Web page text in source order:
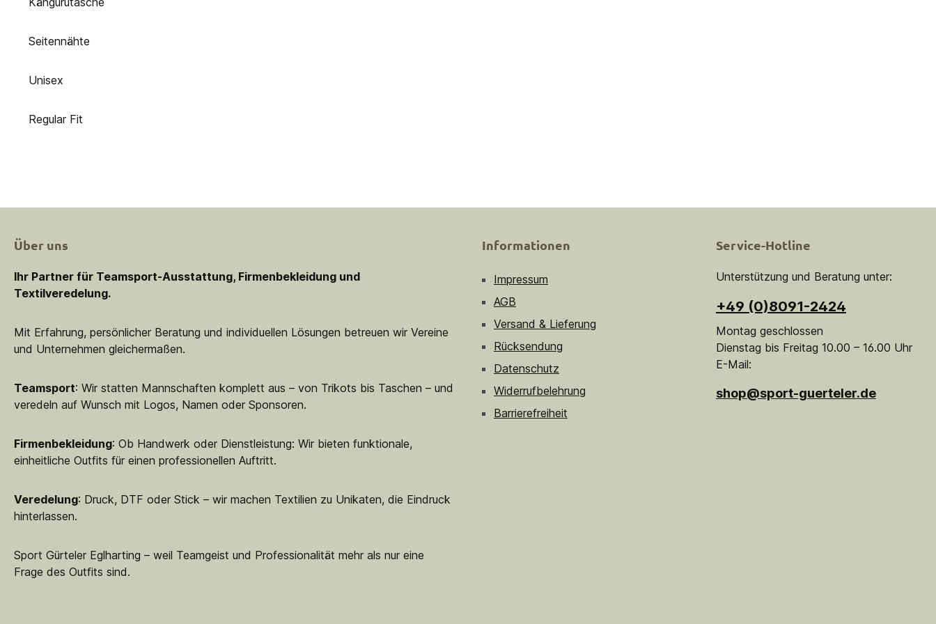
Seitennähte
Unisex
Regular Fit
Über uns
Ihr Partner für Teamsport-Ausstattung, Firmenbekleidung und
Textilveredelung.
Mit Erfahrung, persönlicher Beratung und individuellen Lösungen betreuen wir Vereine
und Unternehmen gleichermaßen.
Teamsport: Wir statten Mannschaften komplett aus – von Trikots bis Taschen – und
veredeln auf Wunsch mit Logos, Namen oder Sponsoren.
Firmenbekleidung: Ob Handwerk oder Dienstleistung: Wir bieten funktionale,
einheitliche Outfits für einen professionellen Auftritt.
Veredelung: Druck, DTF oder Stick – wir machen Textilien zu Unikaten, die Eindruck
hinterlassen.
Sport Gürteler Eglharting – weil Teamgeist und Professionalität mehr als nur eine
Frage des Outfits sind.
Informationen
Impressum
AGB
Versand & Lieferung
Rücksendung
Datenschutz
Widerrufbelehrung
Barrierefreiheit
Service-Hotline
Unterstützung und Beratung unter:
+49 (0)8091-2424
Montag geschlossen
Dienstag bis Freitag 10.00 – 16.00 Uhr
E-Mail:
shop@sport-guerteler.de